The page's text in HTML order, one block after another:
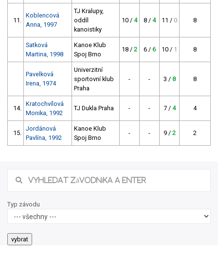
11.
Koblencová
Anna, 1997
TJ Kralupy,
oddíl
kanoistiky
10 / 4 8 / 4 11 / 0 8
Satková
Martina, 1998
Kanoe Klub
Spoj Brno
18 / 2 6 / 6 10 / 1 8
Pavelková
Irena, 1974
Univerzitní
sportovní klub
Praha
- - 3 / 8 8
14.
Kratochvílová
Monika, 1992
TJ Dukla Praha - - 7 / 4 4
15.
Jordánová
Pavlína, 1992
Kanoe Klub
Spoj Brno
- - 9 / 2 2
Typ závodu